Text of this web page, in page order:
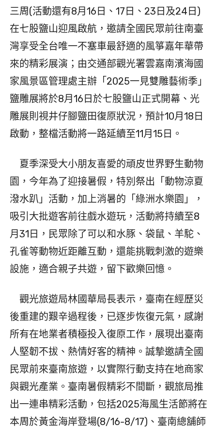
三周(活動還有8月16日、17日、23日及24日)
在七股鹽山迎風啟航，邀請全國民眾前往南臺
灣享受全台唯一不塞車最舒適的風箏嘉年華帶
來的精彩展演；由交通部觀光署雲嘉南濱海國
家風景區管理處主辦「2025一見雙雕藝術季」
鹽雕展將於8月16日於七股鹽山正式開幕、光
雕展則視井仔腳鹽田復原狀況，預計10月18日
啟動，整檔活動將一路延續至11月15日。
夏季深受大小朋友喜愛的頑皮世界野生動物
園，今年為了迎接暑假，特別祭出「動物涼夏
潑水趴」活動，加上消暑的「綠洲水樂園」，
吸引大批遊客前往戲水遊玩，活動將持續至8
月31日，民眾除了可以和水豚、袋鼠、羊駝、
孔雀等動物近距離互動，還能挑戰刺激的遊樂
設施，適合親子共遊，留下歡樂回憶。
觀光旅遊局林國華局長表示，臺南在經歷災
後重建的艱辛過程後，已逐步恢復元氣，感謝
所有在地業者積極投入復原工作，展現出臺南
人堅韌不拔、熱情好客的精神。誠摯邀請全國
民眾前來臺南旅遊，以實際行動支持在地商家
與觀光產業。臺南暑假精彩不間斷，觀旅局推
出一連串精彩活動，包括2025海風生活節將在
本周於黃金海岸登場(8/16-8/17)、臺南總舖師